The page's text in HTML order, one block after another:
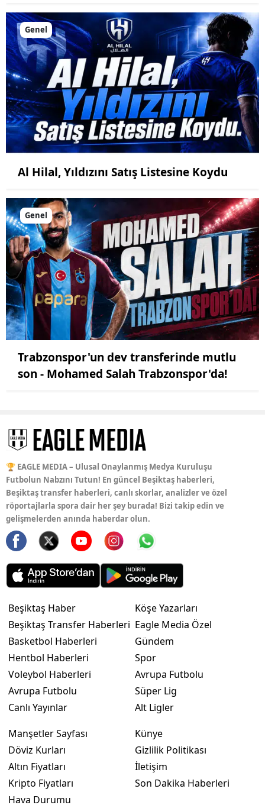
Genel
Al Hilal, Yıldızını Satış Listesine Koydu
Genel
Trabzonspor'un dev transferinde mutlu
son - Mohamed Salah Trabzonspor'da!
🏆 EAGLE MEDIA – Ulusal Onaylanmış Medya Kuruluşu
Futbolun Nabzını Tutun! En güncel Beşiktaş haberleri,
Beşiktaş transfer haberleri, canlı skorlar, analizler ve özel
röportajlarla spora dair her şey burada! Bizi takip edin ve
gelişmelerden anında haberdar olun.
Beşiktaş Haber
Beşiktaş Transfer Haberleri
Basketbol Haberleri
Hentbol Haberleri
Voleybol Haberleri
Avrupa Futbolu
Canlı Yayınlar
Köşe Yazarları
Eagle Media Özel
Gündem
Spor
Avrupa Futbolu
Süper Lig
Alt Ligler
Manşetler Sayfası
Döviz Kurları
Altın Fiyatları
Kripto Fiyatları
Hava Durumu
Künye
Gizlilik Politikası
İletişim
Son Dakika Haberleri